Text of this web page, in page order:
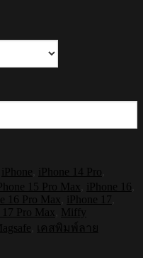
iPhone iPhone 14 Pro
15 Pro Max iPhone 16
16 Pro Max iPhone 17
17 Pro Max
Miffy
เคสพิมพ์ลาย